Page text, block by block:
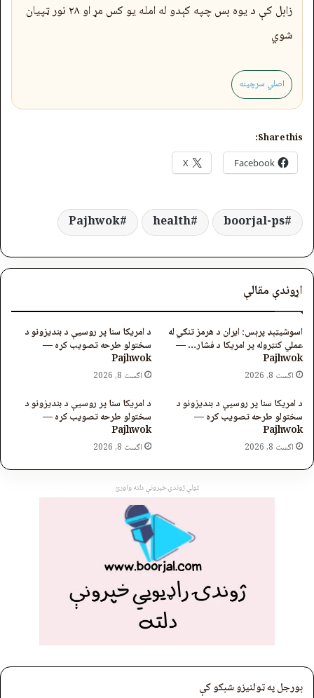
زابل کې د یوه بس چپه کېدو له امله یو کس مړ او ۲۸ نور ټپیان
شوي
اصلي سرچینه
Share this:
Facebook
X
boorjal-ps
health
Pajhwok
اړوندې مقالې
اسوشیټېډ پرېس: ایران د هرمز تنګي له
عملي کنټروله پر امریکا د فشار… —
Pajhwok
اگست 8, 2026
د امریکا سنا پر روسیې د بندیزونو د
سختولو طرحه تصویب کړه —
Pajhwok
اگست 8, 2026
د امریکا سنا پر روسیې د بندیزونو د
سختولو طرحه تصویب کړه —
Pajhwok
اگست 8, 2026
د امریکا سنا پر روسیې د بندیزونو د
سختولو طرحه تصویب کړه —
Pajhwok
اگست 8, 2026
ټولې ژوندۍ خپرونې دلته واورئ
بورجل په ټولنیزو شبکو کې